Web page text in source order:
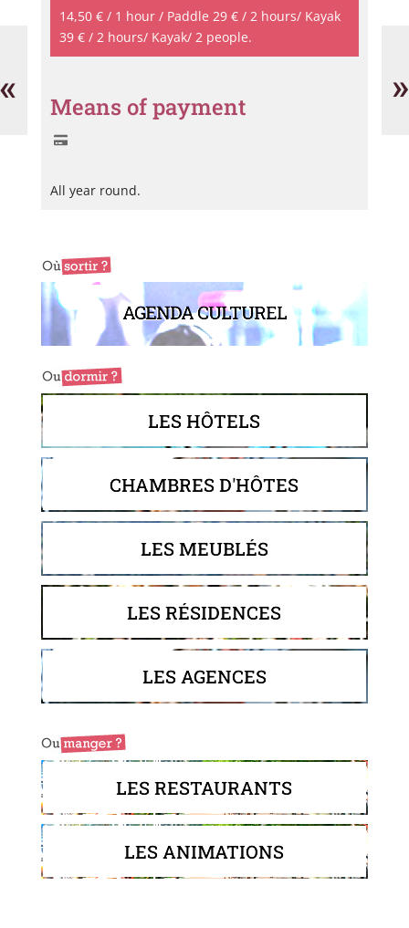
«
Yachting
»
14,50 € / 1 hour / Paddle 29 € / 2 hours/ Kayak
39 € / 2 hours/ Kayak/ 2 people.
Means of payment
All year round.
AGENDA CULTUREL
LES HÔTELS
CHAMBRES D'HÔTES
LES MEUBLÉS
LES RÉSIDENCES
LES AGENCES
LES RESTAURANTS
LES ANIMATIONS